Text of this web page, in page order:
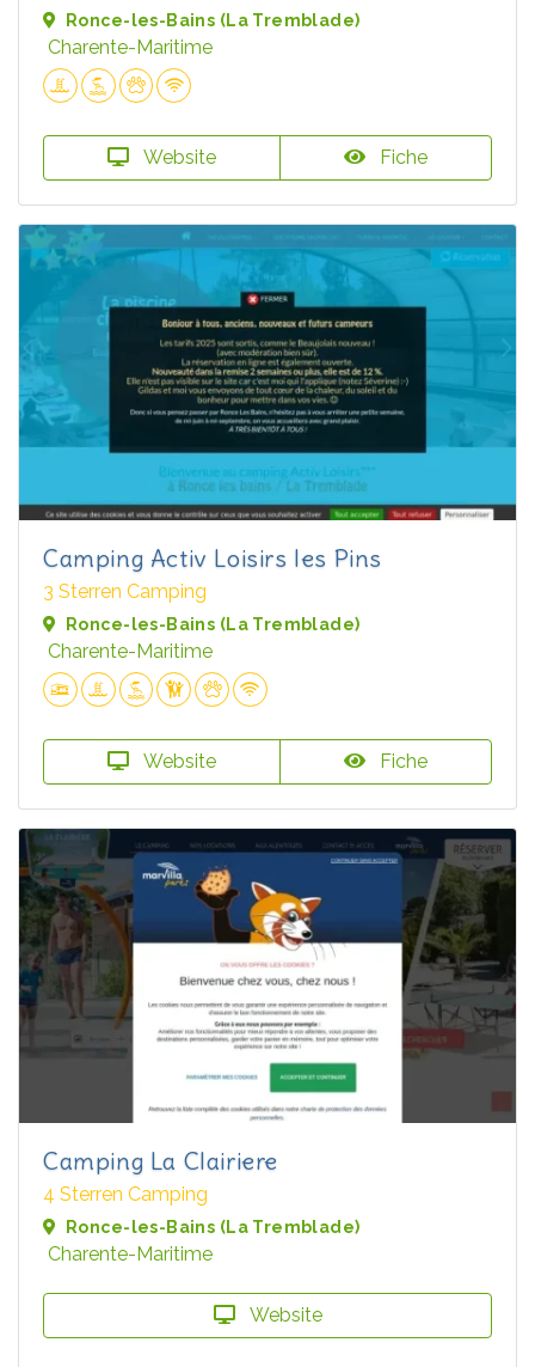
Ronce-les-Bains (La Tremblade)
Charente-Maritime
Website Fiche
Camping Activ Loisirs les Pins
3 Sterren Camping
Ronce-les-Bains (La Tremblade)
Charente-Maritime
Website Fiche
Camping La Clairiere
4 Sterren Camping
Ronce-les-Bains (La Tremblade)
Charente-Maritime
Website